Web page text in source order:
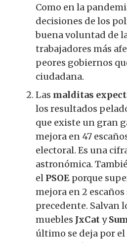
Como en la
decisiones de los
buena voluntad de
trabajadores más
peores gobiernos
ciudadana.
Las malditas
los resultados
que existe un gran
mejora en 47
electoral. Es una
astronómica.
el PSOE porque
mejora en 2
precedente. Salvan
muebles JxCaty
último se deja por el